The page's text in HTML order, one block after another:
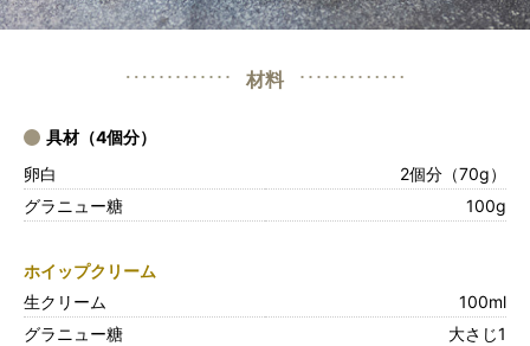
材料
具材（4個分）
卵白
2個分（70g）
グラニュー糖
100g
ホイップクリーム
生クリーム
100ml
グラニュー糖
大さじ1